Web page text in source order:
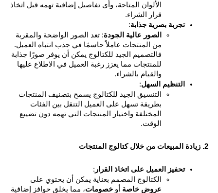
قرار الشراء.
تجربة بصرية جذابة:
الصور عالية الجودة
: تعد الصور الواضحة والمقربة
من المنتجات عاملاً حاسمًا في جذب انتباه العميل.
للمنتجات مما يعزز رغبة العميل في الاطلاع عليها
والقيام بالشراء.
التنظيم السهل
التنسيق الجيد للكتالوج يسمح بتصنيف المنتجات
المختلفة واختيار المنتجات التي تهمه دون تضييع
تحفيز العميل على اتخاذ القرار
الكتالوج المصمم بعناية يمكن أن يحتوي على
عروض خاصة أو خصومات